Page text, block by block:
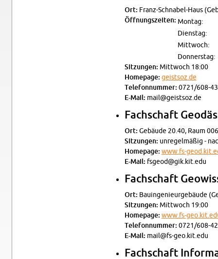
Ort: Franz-Schna­bel-Haus
Öff­nungs­zei­ten: Mon­tag:
Diens­tag:
Mitt­woch:
Don­ners­tag:
Sit­zun­gen: Mitt­woch 18:00
Home­page: geistsoz.​de
Te­le­fon­num­mer: 0721/608-
E-Mail: mail@​geistsoz.​de
Fach­schaft
Ort: Ge­bäu­de 20.40, Raum 006
Sit­zun­gen: un­re­gel­mä­ßig -
Home­page: www.​fs-​
E-Mail: fsgeod@​gik.​kit.​edu
Fach­schaft
Ort: Bau­in­ge­nieur­ge­bäu­de
Sit­zun­gen: Mitt­woch 19:00
Home­page: www.​fs-​
Te­le­fon­num­mer: 0721/608-
E-Mail: mail@​fs-​geo.​kit.​edu
Fach­schaft